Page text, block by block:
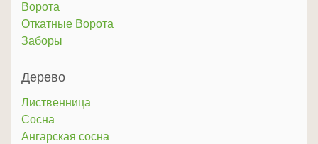
Ворота
Откатные Ворота
Заборы
Дерево
Лиственница
Сосна
Ангарская сосна